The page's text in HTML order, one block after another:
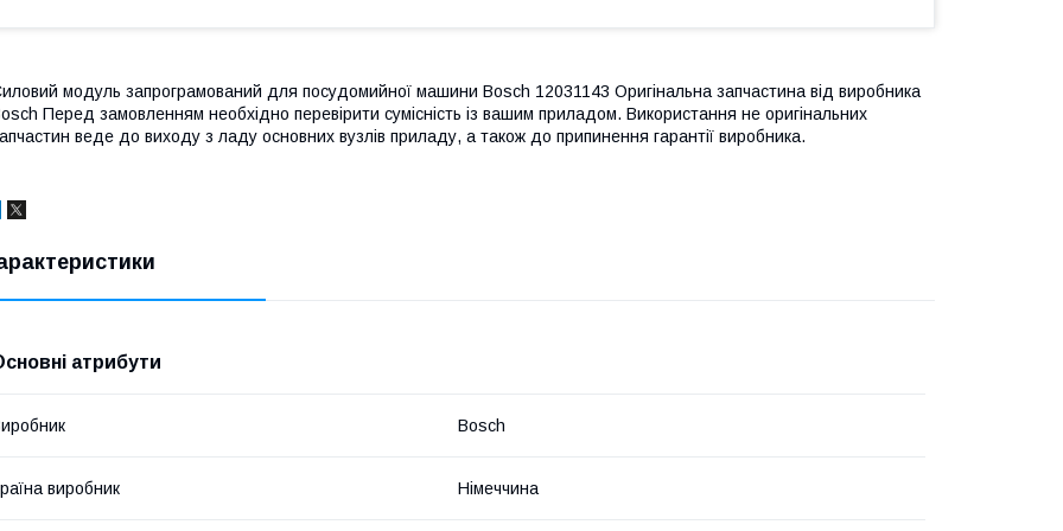
модуль запрограмований для посудомийної машини Bosch 12031143 Оригінальна запчастина від виробника
Перед замовленням необхідно перевірити сумісність із вашим приладом. Використання не оригінальних
веде до виходу з ладу основних вузлів приладу, а також до припинення гарантії виробника.
атрибути
Bosch
виробник Німеччина